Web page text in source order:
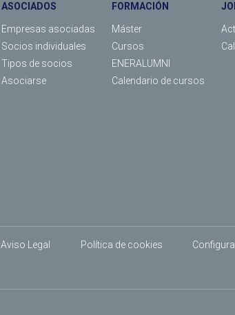
ASOCIADOS
Empresas asociadas
Socios individuales
Tipos de socios
Asociarse
FORMACIÓN
Máster
Cursos
ENERALUMNI
Calendario de cursos
Aviso Legal Política de cookies